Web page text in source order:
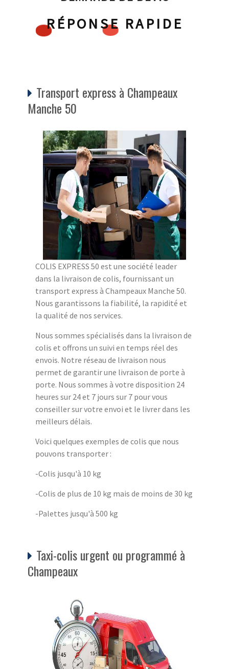
RÉPONSE RAPIDE
Transport express à Champeaux
Manche 50
COLIS EXPRESS 50 est une société leader
dans la livraison de colis, fournissant un
transport express à Champeaux Manche 50.
Nous garantissons la fiabilité, la rapidité et
la qualité de nos services.
Nous sommes spécialisés dans la livraison de
colis et offrons un suivi en temps réel des
envois. Notre réseau de livraison nous
permet de garantir une livraison de porte à
porte. Nous sommes à votre disposition 24
heures sur 24 et 7 jours sur 7 pour vous
conseiller sur votre envoi et le livrer dans les
meilleurs délais.
Voici quelques exemples de colis que nous
pouvons transporter :
-Colis jusqu'à 10 kg
-Colis de plus de 10 kg mais de moins de 30 kg
-Palettes jusqu'à 500 kg
Taxi-colis urgent ou programmé à
Champeaux